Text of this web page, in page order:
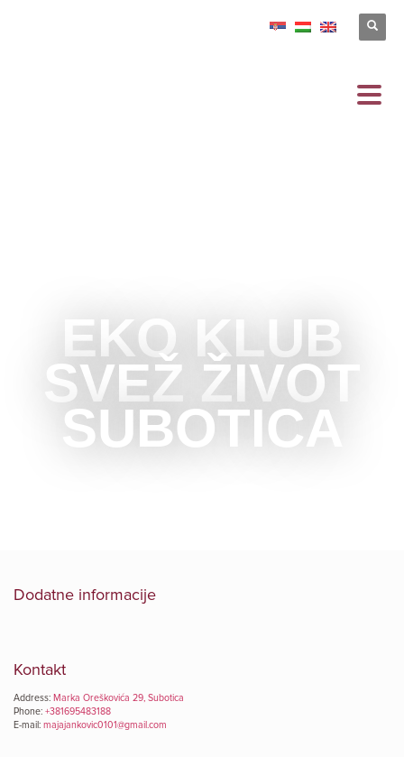
EKO KLUB
SVEŽ ŽIVOT
SUBOTICA
Dodatne informacije
Kontakt
Address: Marka Oreškovića 29, Subotica
Phone: +381695483188
E-mail: majajankovic0101@gmail.com